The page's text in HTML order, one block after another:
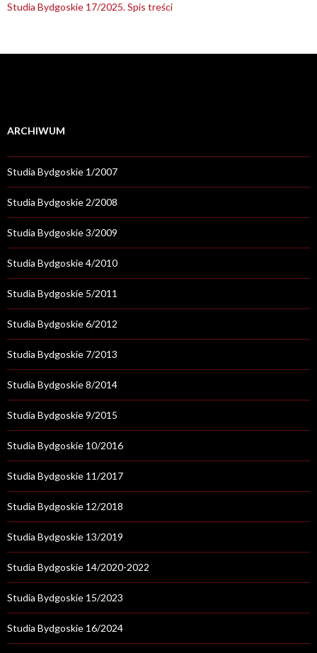
Studia Bydgoskie 17/2025. Spis treści
ARCHIWUM
Studia Bydgoskie 1/2007
Studia Bydgoskie 2/2008
Studia Bydgoskie 3/2009
Studia Bydgoskie 4/2010
Studia Bydgoskie 5/2011
Studia Bydgoskie 6/2012
Studia Bydgoskie 7/2013
Studia Bydgoskie 8/2014
Studia Bydgoskie 9/2015
Studia Bydgoskie 10/2016
Studia Bydgoskie 11/2017
Studia Bydgoskie 12/2018
Studia Bydgoskie 13/2019
Studia Bydgoskie 14/2020-2022
Studia Bydgoskie 15/2023
Studia Bydgoskie 16/2024